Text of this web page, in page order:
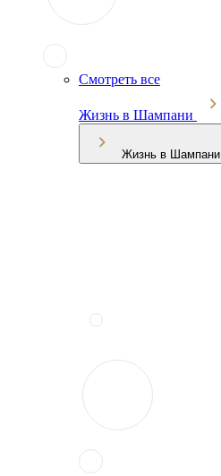
Смотреть все
Жизнь в Шампани
Жизнь в Шампани